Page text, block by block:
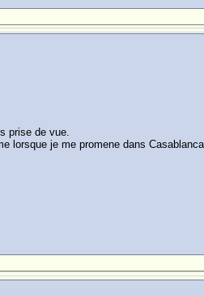
prise de vue.
lorsque je me promene dans